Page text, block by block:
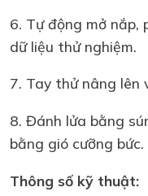
6. Tự động mở nắp,
dữ liệu thử nghiệm.
7. Tay thử nâng lên
8. Đánh lửa bằng
bằng gió cưỡng bức.
Thông số kỹ thuật: